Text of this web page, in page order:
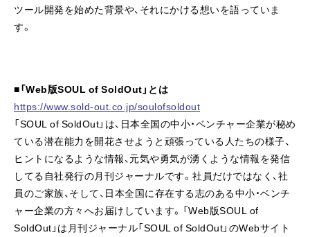
ツール開発を始めた背景や、それにかける想いを語っていま
す。
■「Web版SOUL of SoldOut」とは
https://www.sold-out.co.jp/soulofsoldout
「SOUL of SoldOut」は、日本全国の中小・ベンチャー企業が秘め
ている潜在能力を開花させようと頑張っている人たちの様子、
ヒントになるような情報、元気や勇気が湧くような情報を発信
してる自社発行の月刊ジャーナルです。社員だけではなく、社
員のご家族、そして、日本全国に存在する志のある中小・ベンチ
ャー企業の方々へお届けしています。「Web版SOUL of
SoldOut」は月刊ジャーナル「SOUL of SoldOut」のWebサイト